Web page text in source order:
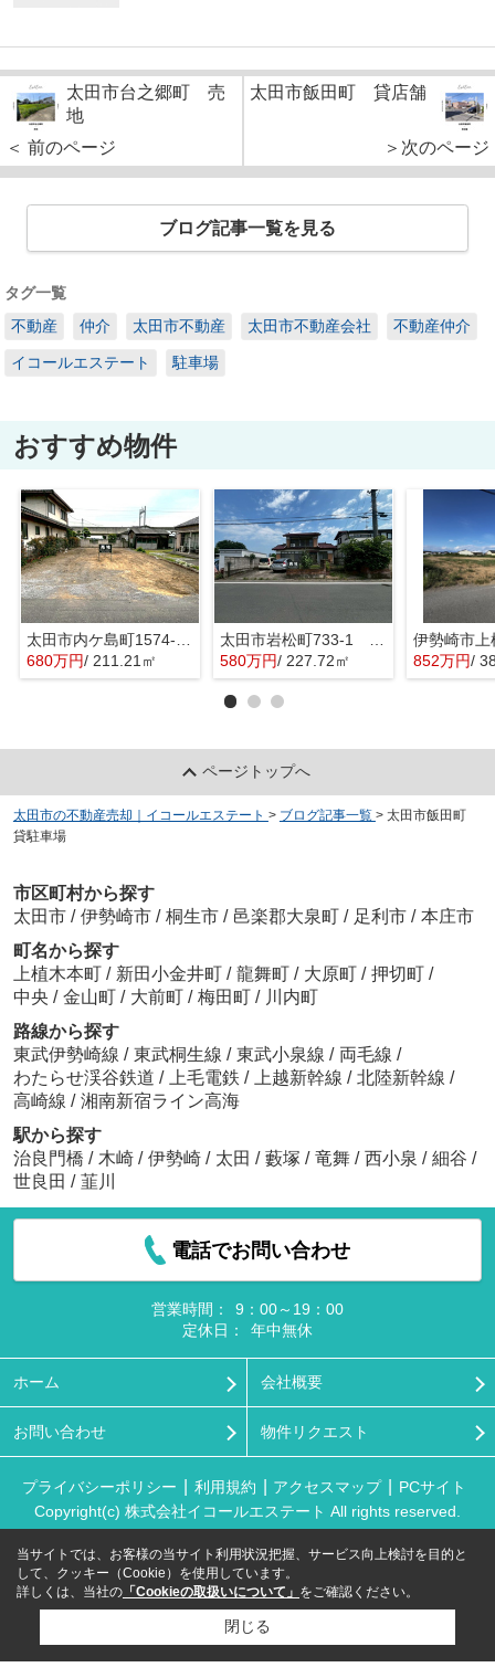
太田市台之郷町 売
地
＜ 前のページ
太田市飯田町 貸店舗
＞次のページ
ブログ記事一覧を見る
タグ一覧
不動産
仲介 太田市不動産 太田市不動産会社 不動産仲介
イコールエステート 駐車場
おすすめ物件
680万円/ 211.21㎡
580万円/ 227.72㎡ 852万円/
ページトップへ
太田市の不動産売却｜イコールエステート > ブログ記事一覧 > 太田市飯田町
貸駐車場
市区町村から探す
太田市 / 伊勢崎市 / 桐生市 / 邑楽郡大泉町 / 足利市 / 本庄市
町名から探す
上植木本町 / 新田小金井町 / 龍舞町 / 大原町 / 押切町 /
中央 / 金山町 / 大前町 / 梅田町 / 川内町
路線から探す
東武伊勢崎線 / 東武桐生線 / 東武小泉線 / 両毛線 /
わたらせ渓谷鉄道 / 上毛電鉄 / 上越新幹線 / 北陸新幹線 /
高崎線 / 湘南新宿ライン高海
駅から探す
治良門橋 / 木崎 / 伊勢崎 / 太田 / 藪塚 / 竜舞 / 西小泉 / 細谷 /
世良田 / 韮川
電話でお問い合わせ
営業時間：
9：00～19：00
定休日：
年中無休
ホーム 会社概要
お問い合わせ 物件リクエスト
プライバシーポリシー 利用規約 アクセスマップ
PCサイト
Copyright(c) 株式会社イコールエステート All rights reserved.
当サイトでは、お客様の当サイト利用状況把握、サービス向上検討を目的と
して、クッキー（Cookie）を使用しています。
詳しくは、当社の 「Cookieの取扱いについて」 をご確認ください。
閉じる